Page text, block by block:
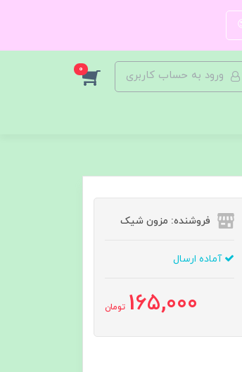
ورود به حساب کاربری 0
فروشنده: مزون شیک
آماده ارسال
165,000 تومان